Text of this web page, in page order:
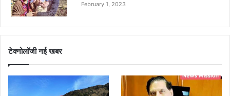
February 1, 2023
टेक्नोलॉजी नई खबर